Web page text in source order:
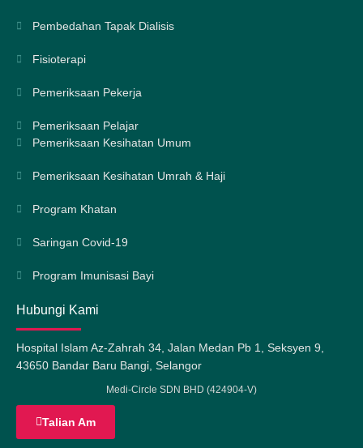
Pembedahan Tapak Dialisis
Fisioterapi
Pemeriksaan Pekerja
Pemeriksaan Pelajar
Pemeriksaan Kesihatan Umum
Pemeriksaan Kesihatan Umrah & Haji
Program Khatan
Saringan Covid-19
Program Imunisasi Bayi
Hubungi Kami
Hospital Islam Az-Zahrah 34, Jalan Medan Pb 1, Seksyen 9,
43650 Bandar Baru Bangi, Selangor
Medi-Circle SDN BHD (424904-V)
Talian Am